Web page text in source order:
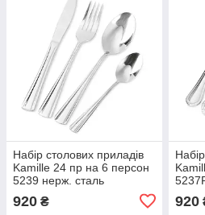
Набір столових приладів
Kamille 24 пр на 6 персон
5239 нерж. сталь
920 ₴ 920